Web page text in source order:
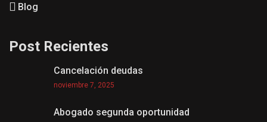
Blog
Post Recientes
Cancelación deudas
noviembre 7, 2025
Abogado segunda oportunidad